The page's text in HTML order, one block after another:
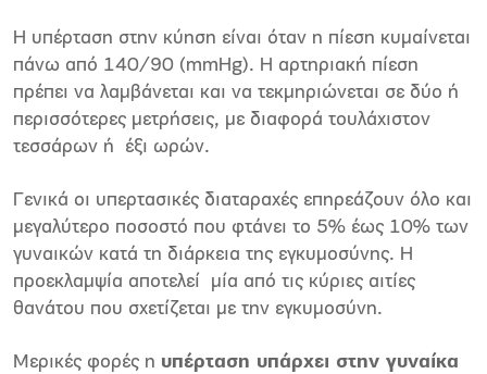
Η υπέρταση στην κύηση είναι όταν η πίεση κυμαίνεται
πάνω από 140/90 (mmHg). Η αρτηριακή πίεση
πρέπει να λαμβάνεται και να τεκμηριώνεται σε δύο ή
περισσότερες μετρήσεις, με διαφορά τουλάχιστον
τεσσάρων ή έξι ωρών.
Γενικά οι υπερτασικές διαταραχές επηρεάζουν όλο και
μεγαλύτερο ποσοστό που φτάνει το 5% έως 10% των
γυναικών κατά τη διάρκεια της εγκυμοσύνης. Η
προεκλαμψία αποτελεί μία από τις κύριες αιτίες
θανάτου που σχετίζεται με την εγκυμοσύνη.
Μερικές φορές η υπέρταση υπάρχει στην γυναίκα